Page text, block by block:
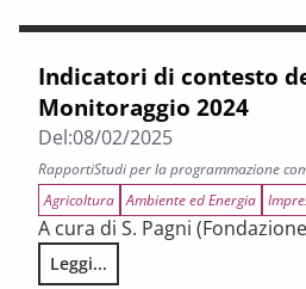
Indicatori di contesto
Monitoraggio 2024
Del:08/02/2025
RapportiStudi per la programmazione
Agricoltura Ambiente ed Energia
A cura di S. Pagni
Leggi...
Indicatori di contesto della